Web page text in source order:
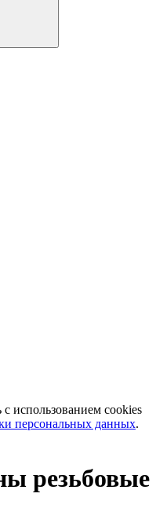
с использованием cookies
персональных данных.
резьбовые